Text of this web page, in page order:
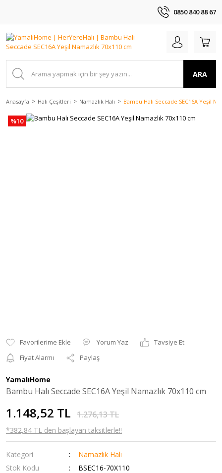
0850 840 88 67
ARA
Anasayfa Halı Çeşitleri Namazlık Halı Bambu Halı Seccade SEC16A Yeşil
%10
Yorum Yaz
Tavsiye Et
Fiyat Alarmı
Paylaş
YamalıHome
Bambu Halı Seccade SEC16A Yeşil Namazlık 70x110 cm
1.148,52 TL 1.276,13 TL
*382,84 TL den başlayan taksitlerle!!
Kategori
Namazlık Halı
Stok Kodu
BSEC16-70X110